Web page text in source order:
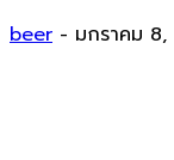
beer - มกราคม 8,